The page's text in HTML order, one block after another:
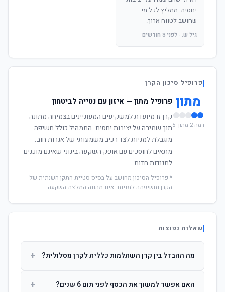
יחסית. ממליץ לכל מי
שחושב לטווח ארוך.
גיל ש. · לפני 3 חודשים
פרופיל סיכון הקרן
מתון
רמה 2 מתוך 5
פרופיל מתון — איזון עם נטייה לביטחון
קרן זו מיועדת למשקיעים המעוניינים בצמיחה מתונה
תוך שמירה על יציבות יחסית. התמהיל כולל חשיפה
מוגבלת למניות לצד רכיב משמעותי של אגרות חוב.
מתאים לחוסכים עם אופק השקעה בינוני שאינם מוכנים
לתנודות חדות.
* פרופיל הסיכון מחושב על בסיס סטיית התקן השנתית של
הקרן וחשיפתה למניות. אינו מהווה המלצת השקעה.
שאלות נפוצות
מה ההבדל בין קרן השתלמות כללית לקרן מסלולית? +
ההשקעות. קרן מסלולית עוקבת אחרי מדד ספציפי ומאפשרת
האם אפשר למשוך את הכסף לפני תום 6 שנים? +